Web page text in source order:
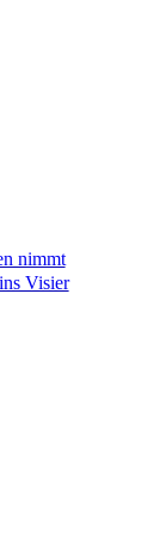
nimmt
Visier